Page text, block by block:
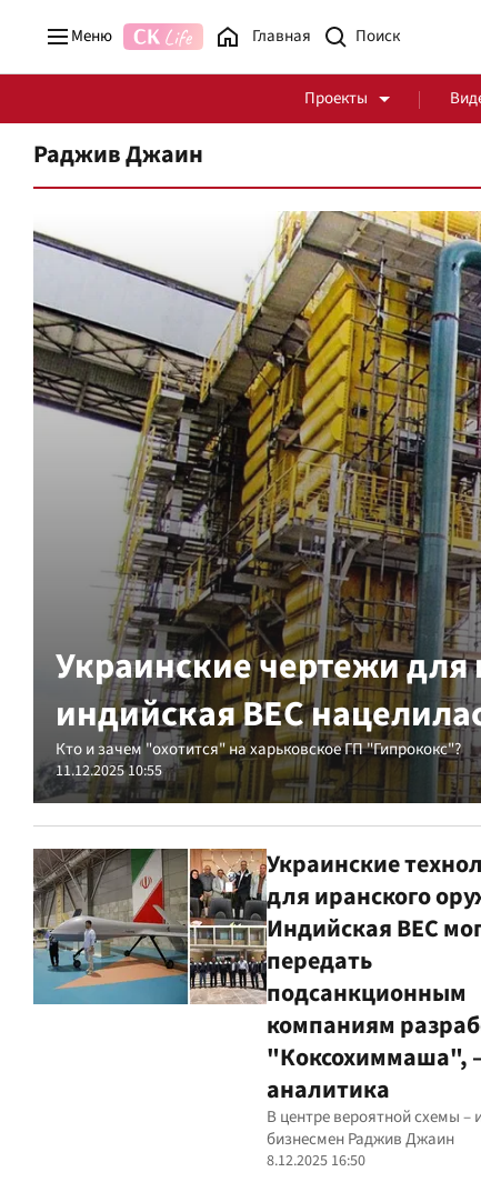
Меню Главная
Проекты
Стоп Политической Коррупции Честные закупки
Политика Здоровье
Раджив Джаин
Украинские чертежи
индийская BEC
Кто и зачем "охотится" на харьковское ГП "Гипрококс"?
11.12.2025 10:55
Украинские
для иранского
Индийская BEC
передать
подсанкционным
компаниям
"Коксохиммаша",
аналитика
В центре вероятной схемы –
бизнесмен Раджив Джаин
8.12.2025 16:50